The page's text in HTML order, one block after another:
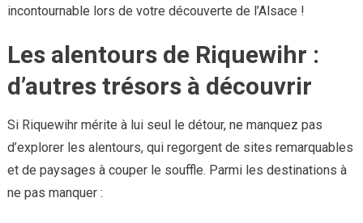
incontournable lors de votre découverte de l’Alsace !
Les alentours de Riquewihr :
d’autres trésors à découvrir
Si Riquewihr mérite à lui seul le détour, ne manquez pas
d’explorer les alentours, qui regorgent de sites remarquables
et de paysages à couper le souffle. Parmi les destinations à
ne pas manquer :